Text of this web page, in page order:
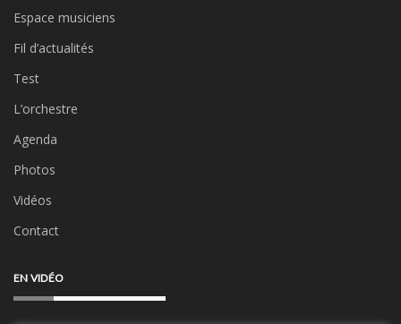
Espace musiciens
Fil d’actualités
Test
L’orchestre
Agenda
Photos
Vidéos
Contact
EN VIDÉO